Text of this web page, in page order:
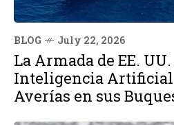
BLOG July 22, 2026
La Armada de EE.
Inteligencia Artificial
Averías en sus